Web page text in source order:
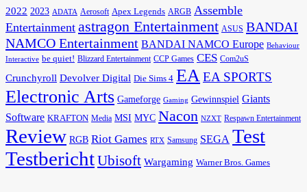
2022 2023 ADATA Aerosoft Apex Legends ARGB Assemble
Entertainment astragon Entertainment ASUS BANDAI
NAMCO Entertainment BANDAI NAMCO Europe Behaviour
Interactive be quiet! Blizzard Entertainment CCP Games CES Com2uS
Crunchyroll Devolver Digital Die Sims 4 EAEA SPORTS
Electronic Arts Gameforge Gaming Gewinnspiel Giants
Software KRAFTON Media MSI MYC Nacon NZXT Respawn Entertainment
Review RGB Riot Games RTX Samsung SEGA Test
TestberichtUbisoft Wargaming Warner Bros. Games